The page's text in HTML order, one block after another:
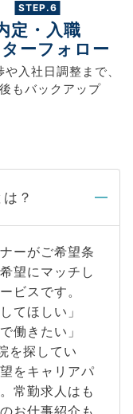
STEP.6
定・入職
ーフォロー
や入社日調整まで、
もバックアップ
？
ーがご希望条
望にマッチし
ビスです。
てほしい」
働きたい」
を探してい
をキャリアパ
常勤求人はも